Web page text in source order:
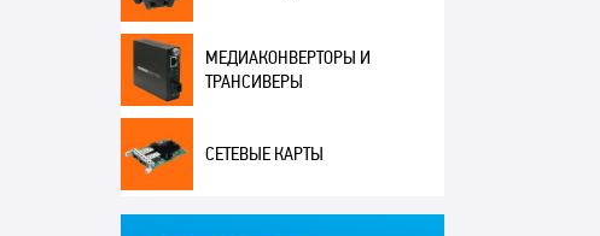
МЕДИАКОНВЕРТОРЫ И
ТРАНСИВЕРЫ
СЕТЕВЫЕ КАРТЫ